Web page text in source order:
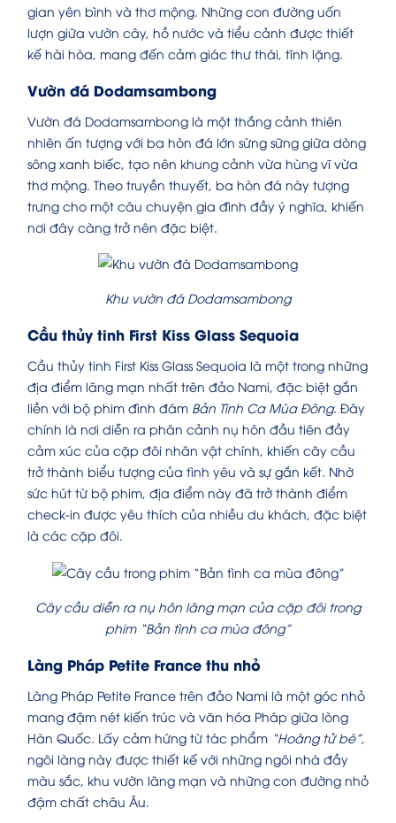
gian yên bình và thơ mộng. Những con đường uốn
lượn giữa vườn cây, hồ nước và tiểu cảnh được thiết
kế hài hòa, mang đến cảm giác thư thái, tĩnh lặng.
Vườn đá Dodamsambong
Vườn đá Dodamsambong là một thắng cảnh thiên
nhiên ấn tượng với ba hòn đá lớn sừng sững giữa dòng
sông xanh biếc, tạo nên khung cảnh vừa hùng vĩ vừa
thơ mộng. Theo truyền thuyết, ba hòn đá này tượng
trưng cho một câu chuyện gia đình đầy ý nghĩa, khiến
nơi đây càng trở nên đặc biệt.
Khu vườn đá Dodamsambong
Cầu thủy tinh First Kiss Glass Sequoia
Cầu thủy tinh First Kiss Glass Sequoia là một trong những
địa điểm lãng mạn nhất trên đảo Nami, đặc biệt gắn
liền với bộ phim đình đám Bản Tình Ca Mùa Đông. Đây
chính là nơi diễn ra phân cảnh nụ hôn đầu tiên đầy
cảm xúc của cặp đôi nhân vật chính, khiến cây cầu
trở thành biểu tượng của tình yêu và sự gắn kết. Nhờ
sức hút từ bộ phim, địa điểm này đã trở thành điểm
check-in được yêu thích của nhiều du khách, đặc biệt
là các cặp đôi.
Cây cầu diễn ra nụ hôn lãng mạn của cặp đôi trong
phim “Bản tình ca mùa đông”
Làng Pháp Petite France thu nhỏ
Làng Pháp Petite France trên đảo Nami là một góc nhỏ
mang đậm nét kiến trúc và văn hóa Pháp giữa lòng
Hàn Quốc. Lấy cảm hứng từ tác phẩm “Hoàng tử bé”,
ngôi làng này được thiết kế với những ngôi nhà đầy
màu sắc, khu vườn lãng mạn và những con đường nhỏ
đậm chất châu Âu.